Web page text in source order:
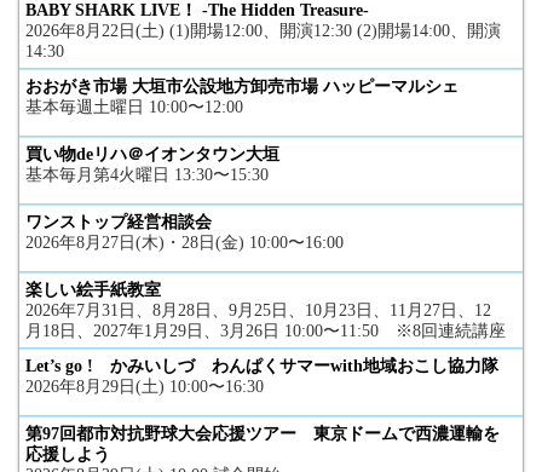
BABY SHARK LIVE！ -The Hidden Treasure-
2026年8月22日(土) (1)開場12:00、開演12:30 (2)開場14:00、開演
14:30
おおがき市場 大垣市公設地方卸売市場 ハッピーマルシェ
基本毎週土曜日 10:00〜12:00
買い物deリハ＠イオンタウン大垣
基本毎月第4火曜日 13:30〜15:30
ワンストップ経営相談会
2026年8月27日(木)・28日(金) 10:00〜16:00
楽しい絵手紙教室
2026年7月31日、8月28日、9月25日、10月23日、11月27日、12
月18日、2027年1月29日、3月26日 10:00〜11:50 ※8回連続講座
Let’s go ! かみいしづ わんぱくサマーwith地域おこし協力隊
2026年8月29日(土) 10:00〜16:30
第97回都市対抗野球大会応援ツアー 東京ドームで西濃運輸を
応援しよう